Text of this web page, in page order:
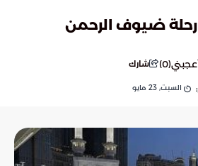
رحلة ضيوف الرحمن
(
0
) شارك
السبت, 23 مايو